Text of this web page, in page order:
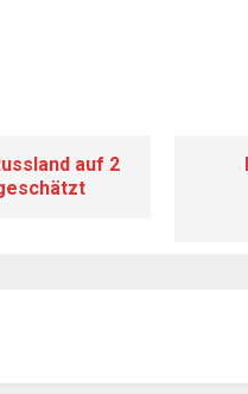
auf 2